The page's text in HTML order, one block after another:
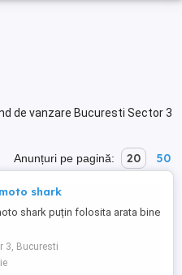
de vanzare Bucuresti Sector 3
Anunțuri pe pagină: 20 50
shark
shark puțin folosita arata bine
3, Bucuresti